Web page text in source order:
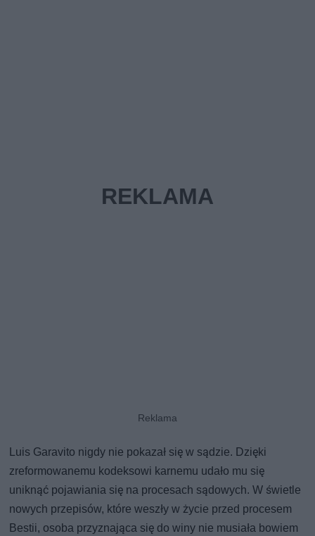
Luis Garavito nigdy nie pokazał się w sądzie. Dzięki
zreformowanemu kodeksowi karnemu udało mu się
uniknąć pojawiania się na procesach sądowych. W świetle
nowych przepisów, które weszły w życie przed procesem
Bestii, osoba przyznająca się do winy nie musiała bowiem